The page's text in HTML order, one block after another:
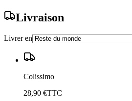
Livraison
Livrer en
Colissimo
28,90 €TTC